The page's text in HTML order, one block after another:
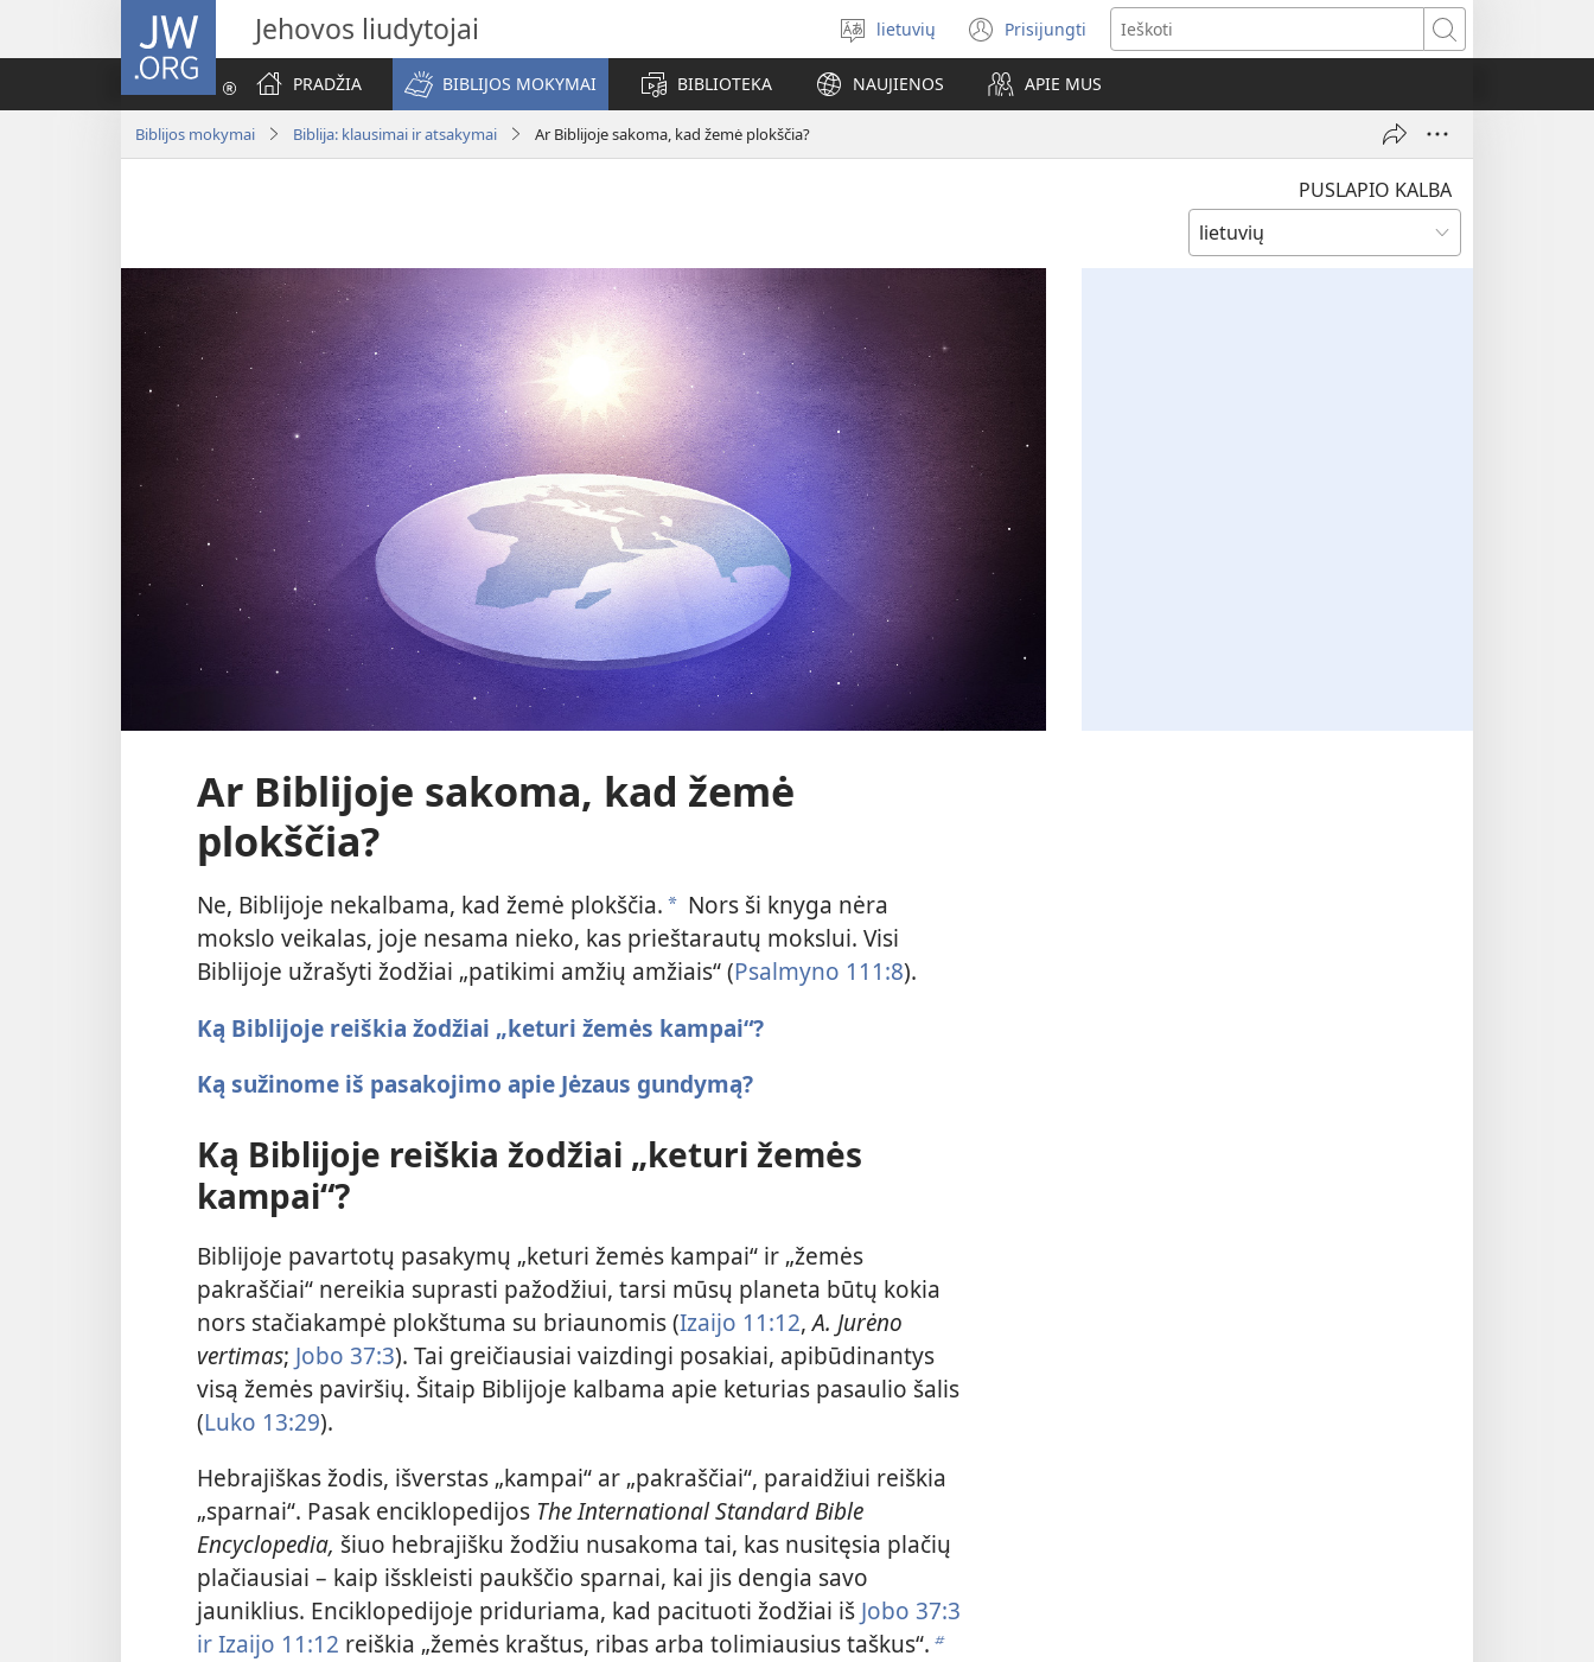
JW.ORG Jehovos liudytojai
Pasirinkite
kalbą
lietuvių Prisijungti
(atsiveria
naujas
langas)
Ieškoti
PRADŽIA
BIBLIJOS MOKYMAI BIBLIOTEKA NAUJIENOS APIE MUS
Biblijos mokymai Biblija: klausimai ir atsakymai Ar Biblijoje sakoma, kad žemė plokščia?
PUSLAPIO KALBA
Ar Biblijoje sakoma, kad žemė
plokščia?
Ne, Biblijoje nekalbama, kad žemė plokščia. a Nors ši knyga nėra
mokslo veikalas, joje nesama nieko, kas prieštarautų mokslui. Visi
Biblijoje užrašyti žodžiai „patikimi amžių amžiais“ (Psalmyno 111:8).
Ką Biblijoje reiškia žodžiai „keturi žemės kampai“?
Ką sužinome iš pasakojimo apie Jėzaus gundymą?
Ką Biblijoje reiškia žodžiai „keturi žemės
kampai“?
Biblijoje pavartotų pasakymų „keturi žemės kampai“ ir „žemės
pakraščiai“ nereikia suprasti pažodžiui, tarsi mūsų planeta būtų kokia
nors stačiakampė plokštuma su briaunomis (Izaijo 11:12,A. Jurėno
vertimas; Jobo 37:3). Tai greičiausiai vaizdingi posakiai, apibūdinantys
visą žemės paviršių. Šitaip Biblijoje kalbama apie keturias pasaulio šalis
(Luko 13:29).
Hebrajiškas žodis, išverstas „kampai“ ar „pakraščiai“, paraidžiui reiškia
„sparnai“. Pasak enciklopedijos The International Standard Bible
Encyclopedia, šiuo hebrajišku žodžiu nusakoma tai, kas nusitęsia plačių
plačiausiai – kaip išskleisti paukščio sparnai, kai jis dengia savo
jauniklius. Enciklopedijoje priduriama, kad pacituoti žodžiai iš Jobo 37:3
irIzaijo 11:12 reiškia „žemės kraštus, ribas arba tolimiausius taškus“. b